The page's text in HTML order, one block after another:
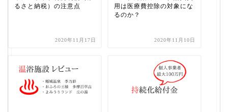
るさと納税）の注意点
2020年11月17日
用は医療費控除の対象にな
るのか？
2020年11月10日